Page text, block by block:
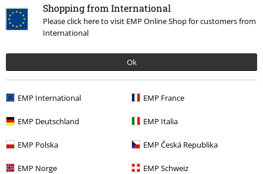
Shopping from International
Please click here to visit EMP Online Shop for customers from
International
Ok
EMP International EMP France
EMP Deutschland EMP Italia
EMP Polska EMP Česká Republika
EMP Norge EMP Schweiz
Sehr angenhemer Stoff, Aufdruck hat eine sehr gute Qualität, größe
stimmt überein ! Klare Kaufempfehlung ❤️
Qualität
Design
Passform
zu eng
perfekt
Länge